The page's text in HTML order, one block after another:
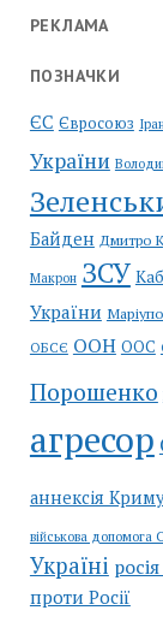
РЕКЛАМА
ПОЗНАЧКИ
ЄС Євросоюз
України
Байден Дмитро
Макрон ЗСУ
України
ОБСЄ ООН ООС
Порошенко
агресор
аннексія Криму
військова допомога
Україні
проти Росії